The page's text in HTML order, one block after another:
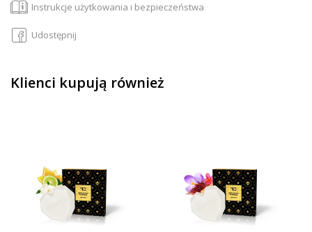
Instrukcje użytkowania i bezpieczeństwa
Udostępnij
Klienci kupują również